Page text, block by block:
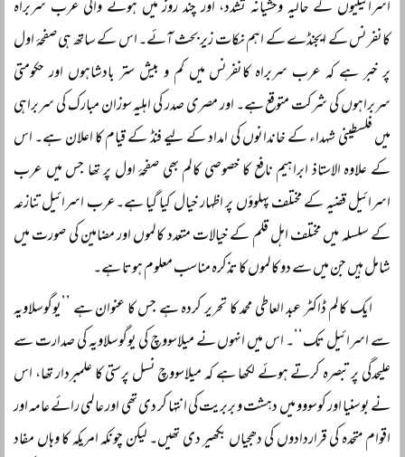
اسرائیلیوں کے حالیہ وحشیانہ تشدد، اور چند روز میں ہونے والی عرب سربراہ
کانفرنس کے ایجنڈے کے اہم نکات زیر بحث آئے۔ اس کے ساتھ ہی صفحۂ اول
پر خبر ہے کہ عرب سربراہ کانفرنس میں کم و بیش ستر بادشاہوں اور حکومتی
سربراہوں کی شرکت متوقع ہے۔ اور مصری صدر کی اہلیہ سوزان مبارک کی سربراہی
میں فلسطینی شہداء کے خاندانوں کی امداد کے لیے فنڈ کے قیام کا اعلان ہے۔ اس
کے علاوہ الاستاذ ابراہیم نافع کا خصوصی کالم بھی صفحۂ اول پر تھا جس میں عرب
اسرائیل قضیہ کے مختلف پہلوؤں پر اظہار خیال کیا گیا ہے۔عرب اسرائیل تنازعہ
کے سلسلہ میں مختلف اہل قلم کے خیالات متعدد کالموں اور مضامین کی صورت میں
شامل ہیں جن میں سے دو کالموں کا تذکرہ مناسب معلوم ہوتا ہے۔
ایک کالم ڈاکٹر عبد العاطی محمد کا تحریر کردہ ہے جس کا عنوان ہے ’’یوگوسلاویہ
سے اسرائیل تک‘‘۔ اس میں انہوں نے میلاسووچ کی یوگوسلاویہ کی صدارت سے
علیحدگی پر تبصرہ کرتے ہوئے لکھا ہے کہ میلاسووچ نسل پرستی کا علمبردار تھا، اس
نے بوسنیا اور کوسووو میں دہشت و بربریت کی انتہا کر دی تھی اور عالمی رائے عامہ اور
اقوام متحدہ کی قراردادوں کی دھجیاں بکھیر دی تھیں۔ لیکن چونکہ امریکہ کا وہاں مفاد